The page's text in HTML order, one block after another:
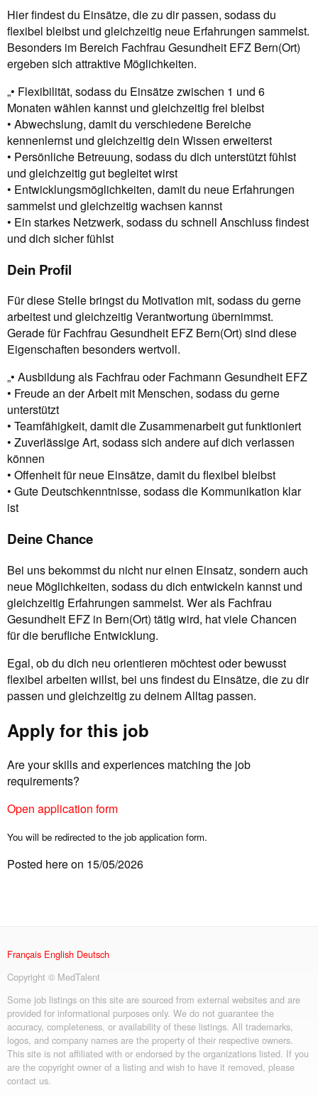
Hier findest du Einsätze, die zu dir passen, sodass du
flexibel bleibst und gleichzeitig neue Erfahrungen sammelst.
Besonders im Bereich Fachfrau Gesundheit EFZ Bern(Ort)
ergeben sich attraktive Möglichkeiten.
„• Flexibilität, sodass du Einsätze zwischen 1 und 6
Monaten wählen kannst und gleichzeitig frei bleibst
• Abwechslung, damit du verschiedene Bereiche
kennenlernst und gleichzeitig dein Wissen erweiterst
• Persönliche Betreuung, sodass du dich unterstützt fühlst
und gleichzeitig gut begleitet wirst
• Entwicklungsmöglichkeiten, damit du neue Erfahrungen
sammelst und gleichzeitig wachsen kannst
• Ein starkes Netzwerk, sodass du schnell Anschluss findest
und dich sicher fühlst
Dein Profil
Für diese Stelle bringst du Motivation mit, sodass du gerne
arbeitest und gleichzeitig Verantwortung übernimmst.
Gerade für Fachfrau Gesundheit EFZ Bern(Ort) sind diese
Eigenschaften besonders wertvoll.
„• Ausbildung als Fachfrau oder Fachmann Gesundheit EFZ
• Freude an der Arbeit mit Menschen, sodass du gerne
unterstützt
• Teamfähigkeit, damit die Zusammenarbeit gut funktioniert
• Zuverlässige Art, sodass sich andere auf dich verlassen
können
• Offenheit für neue Einsätze, damit du flexibel bleibst
• Gute Deutschkenntnisse, sodass die Kommunikation klar
ist
Deine Chance
Bei uns bekommst du nicht nur einen Einsatz, sondern auch
neue Möglichkeiten, sodass du dich entwickeln kannst und
gleichzeitig Erfahrungen sammelst. Wer als Fachfrau
Gesundheit EFZ in Bern(Ort) tätig wird, hat viele Chancen
für die berufliche Entwicklung.
Egal, ob du dich neu orientieren möchtest oder bewusst
flexibel arbeiten willst, bei uns findest du Einsätze, die zu dir
passen und gleichzeitig zu deinem Alltag passen.
Apply for this job
Are your skills and experiences matching the job
requirements?
Open application form
You will be redirected to the job application form.
Posted here on 15/05/2026
Français English Deutsch
Copyright © MedTalent
Some job listings on this site are sourced from external websites and are
provided for informational purposes only. We do not guarantee the
accuracy, completeness, or availability of these listings. All trademarks,
logos, and company names are the property of their respective owners.
This site is not affiliated with or endorsed by the organizations listed. If you
are the copyright owner of a listing and wish to have it removed, please
contact us.